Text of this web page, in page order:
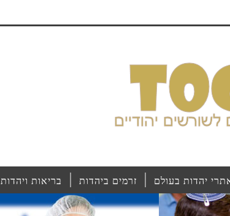
יהדות בעולם זרמים ביהדות בריאות ויהדות